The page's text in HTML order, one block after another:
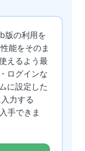
版の利用を
能をそのま
えるよう最
ログインな
に設定した
力する
手できま